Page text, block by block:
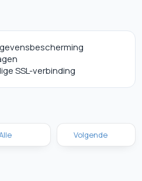
SSL-verbinding
Volgende